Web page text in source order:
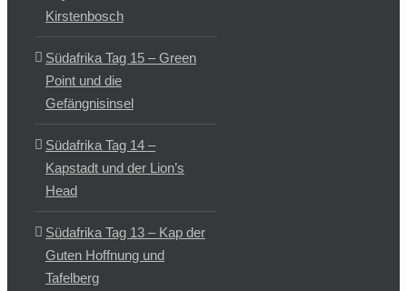
Kirstenbosch
Südafrika Tag 15 – Green
Point und die
Gefängnisinsel
Südafrika Tag 14 –
Kapstadt und der Lion’s
Head
Südafrika Tag 13 – Kap der
Guten Hoffnung und
Tafelberg